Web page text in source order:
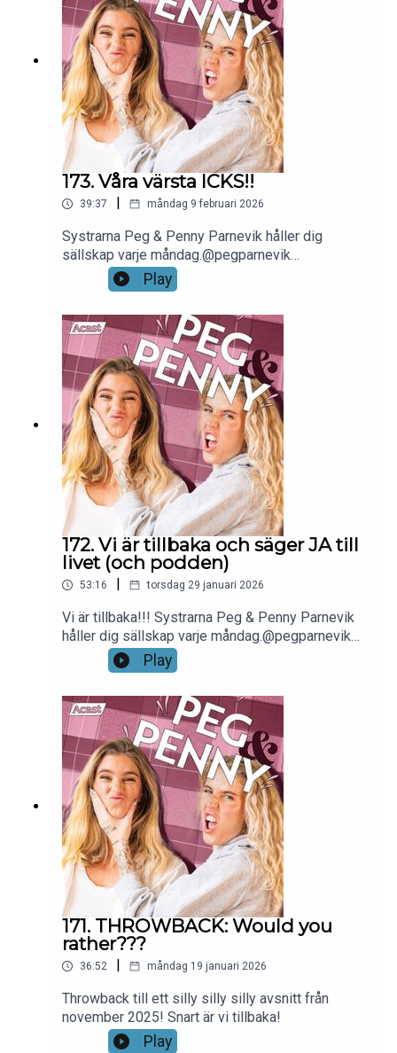
173. Våra värsta ICKS!!
39:37 måndag 9 februari 2026
Systrarna Peg & Penny Parnevik håller dig
sällskap varje måndag.@pegparnevik
@pennyyparnevik @pegochpennypoddenKlipps
och redigeras av Runsten Media
Play
172. Vi är tillbaka och säger JA till
livet (och podden)
53:16 torsdag 29 januari 2026
Vi är tillbaka!!! Systrarna Peg & Penny Parnevik
håller dig sällskap varje måndag.@pegparnevik
@pennyyparnevik @pegochpennypoddenKlipps
och redigeras av Runsten Media
Play
171. THROWBACK: Would you
rather???
36:52 måndag 19 januari 2026
Throwback till ett silly silly silly avsnitt från
november 2025! Snart är vi tillbaka!
Play